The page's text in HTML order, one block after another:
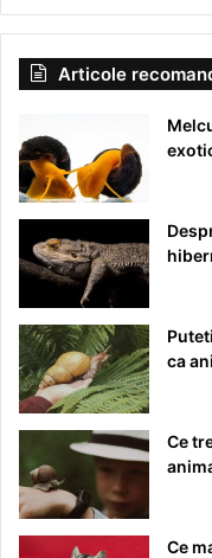
Articole
ca
Ce
Ce